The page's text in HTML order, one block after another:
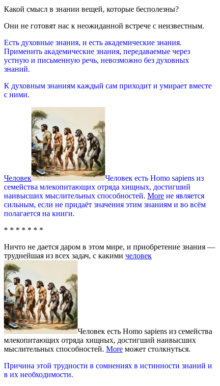
Какой смысл в знании вещей, которые бесполезны?
Они не готовят нас к неожиданной встрече с неизвестным.
Есть духовные знания, и есть академические знания.
Применить академические знания, передаваемые через
устную и письменную речь, невозможно без духовных
знаний.
К духовным знаниям каждый сам приходит и умирает вместе
с ними.
Человек
Человек есть Homo sapiens из
семейства млекопитающих отряда хищных, достигший
наивысших мыслительных способностей. More не является
сильным, если не придаёт значения этим знаниям и во всём
полагается на книги.
* * * * * * *
Ничто не дается даром в этом мире, и приобретение знания —
труднейшая из всех задач, с какими человек
Человек есть Homo sapiens из семейства
млекопитающих отряда хищных, достигший наивысших
мыслительных способностей. More может столкнуться.
Причина этой трудности в сомнениях в истинности знаний и
в их необходимости.